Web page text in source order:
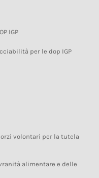
IGP
per le dop IGP
volontari per la tutela
alimentare e delle